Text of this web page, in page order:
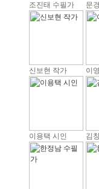
조진태 수필가 문
신보현 작가 이
이용택 시인 김